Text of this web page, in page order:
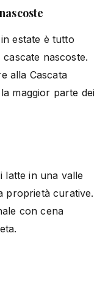
estate è tutto
nascoste.
alla Cascata
maggior parte dei
latte in una valle
proprietà curative.
con cena